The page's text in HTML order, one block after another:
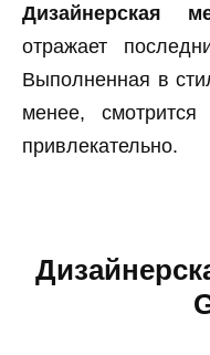
Дизайнерская
отражает
Выполненная в
менее,
привлекательно.